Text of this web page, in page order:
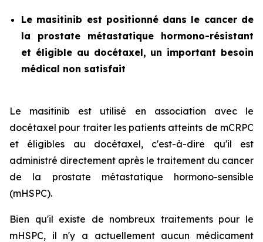
Le masitinib est positionné dans le cancer de
la prostate métastatique hormono-résistant
et éligible au docétaxel, un important besoin
médical non satisfait
Le masitinib est utilisé en association avec le
docétaxel pour traiter les patients atteints de mCRPC
et éligibles au docétaxel, c'est-à-dire qu'il est
administré directement après le traitement du cancer
de la prostate métastatique hormono-sensible
(mHSPC).
Bien qu'il existe de nombreux traitements pour le
mHSPC, il n'y a actuellement aucun médicament